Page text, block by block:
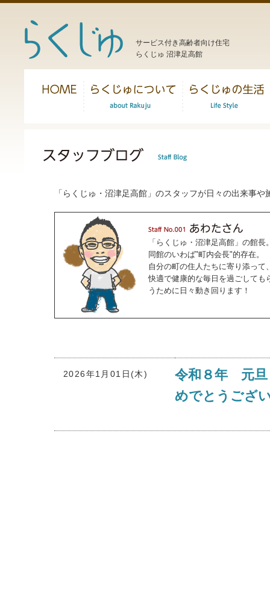
サービス付き高齢者向け住宅
らくじゅ 沼津足高館
「らくじゅ・沼津足高館」のスタッフが日々の出来事
「らくじゅ・沼津足高館」の館長
同館のいわば"町内会長"的存在。
自分の町の住人たちに寄り添って
快適で健康的な毎日を過ごしても
うために日々動き回ります！
2026年1月01日(木)
令和８年 元
めでとうござ